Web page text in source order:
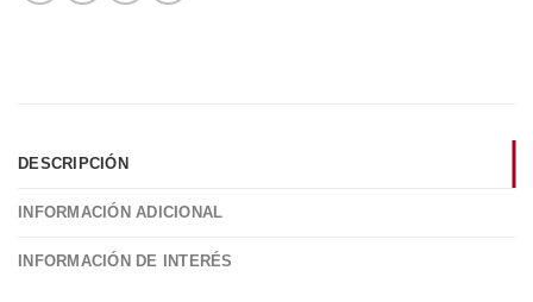
DESCRIPCIÓN
INFORMACIÓN ADICIONAL
INFORMACIÓN DE INTERÉS